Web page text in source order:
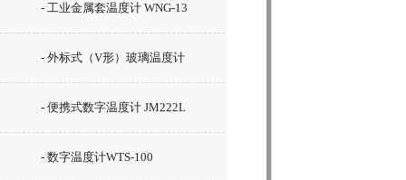
- 工业金属套温度计 WNG-13
- 外标式（V形）玻璃温度计
WLY-12
- 便携式数字温度计 JM222L
- 数字温度计WTS-100